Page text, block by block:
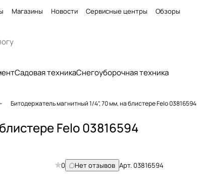
Магазины Новости Сервисные центры Обзоры
Садовая техникаСнегоуборочная техника
Битодержатель магнитный 1/4", 70 мм, на блистере Felo 03816594
Felo 03816594
0 Нет отзывов Арт.03816594